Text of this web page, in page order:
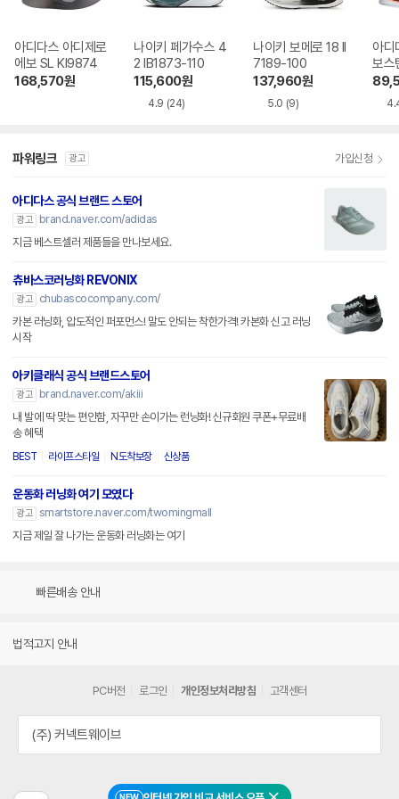
NEW
아디다스 아디제로
에보 SL KI9874
168,570원
나이키 페가수스 4
2 IB1873-110
115,600원
4.9 (24)
나이키 보메로 18 II
7189-100
137,960원
5.0 (9)
아디
보스
파워링크 광고 가입신청
아디다스 공식 브랜드 스토어
광고
brand.naver.com/adidas
지금 베스트셀러 제품들을 만나보세요.
츄바스코러닝화 REVONIX
광고
chubascocompany.com/
카본 러닝화, 압도적인 퍼포먼스! 말도 안되는 착한가격! 카본화 신고 러닝
시작
아키클래식 공식 브랜드스토어
광고
brand.naver.com/akiii
내 발에 딱 맞는 편안함, 자꾸만 손이가는 런닝화! 신규회원 쿠폰+무료배
송 혜택
BEST 라이프스타일 N도착보장 신상품
운동화 러닝화 여기 모였다
광고 smartstore.naver.com/twomingmall
지금 제일 잘 나가는 운동화 러닝화는 여기
빠른배송 안내
법적고지 안내
PC버전 로그인 개인정보처리방침 고객센터
(주) 커넥트웨이브